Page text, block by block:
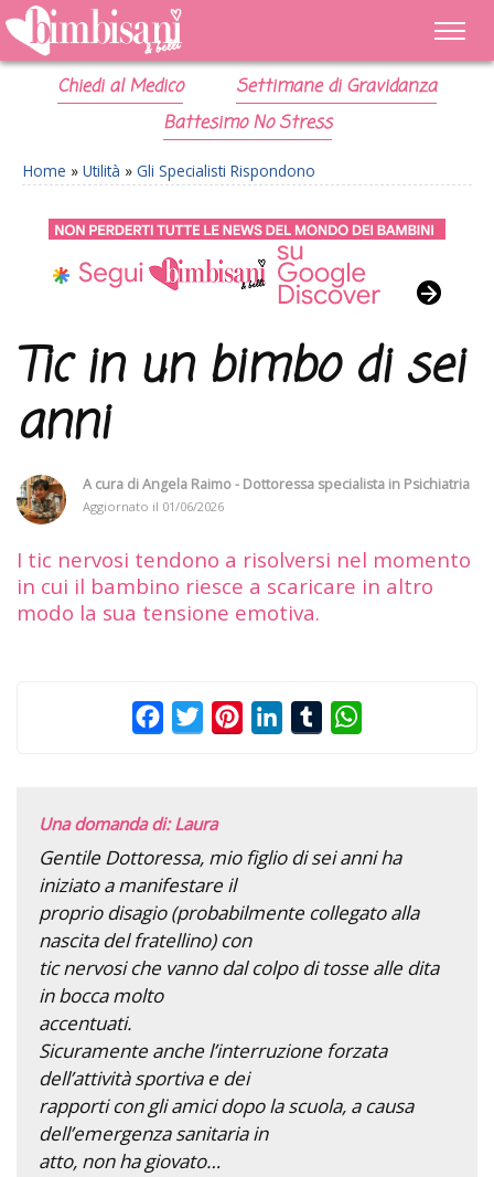
Chiedi al Medico
Settimane di Gravidanza
Battesimo No Stress
Home » Utilità » Gli Specialisti Rispondono
Tic in un bimbo di sei
anni
A cura diAngela Raimo - Dottoressa specialista in Psichiatria
Aggiornato il 01/06/2026
I tic nervosi tendono a risolversi nel momento
in cui il bambino riesce a scaricare in altro
modo la sua tensione emotiva.
FacebookTwitterPinterestLinkedInTumblr
Una domanda di: Laura
Gentile Dottoressa, mio figlio di sei anni ha
iniziato a manifestare il
proprio disagio (probabilmente collegato alla
nascita del fratellino) con
tic nervosi che vanno dal colpo di tosse alle dita
in bocca molto
accentuati.
Sicuramente anche l’interruzione forzata
dell’attività sportiva e dei
rapporti con gli amici dopo la scuola, a causa
dell’emergenza sanitaria in
atto, non ha giovato…